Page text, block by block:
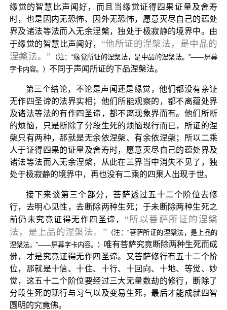
缘觉的智慧比声闻好，而且当缘觉证得四果证量及舍寿
时，也是因内无恐怖、因外无恐怖，愿意灭尽自己的蕴处
界及诸法等法而入无余涅槃，独处于极寂静的境界中。由
于缘觉的智慧比声闻好， “他所证的涅槃法，是中品的
涅槃法。” （注：“缘觉所证的涅槃法，是中品的涅槃法。”——屏幕
字卡内容。） 不同于声闻所证的下品涅槃法。
第三个结论，不论是声闻还是缘觉，他们都没有亲证
无作四圣谛的法界实相；他们所能观察的，都不离蕴处界
及诸法等法的有作四圣谛，都不离现象界而有。他们所断
的烦恼，只是断除了分段生死的烦恼现行而已，所证的涅
槃只有两种，那就是无余依涅槃、有余依涅槃；所以二乘
人于证得四果的证量及舍寿时，愿意灭尽自己的蕴处界及
诸法等法而入无余涅槃，从此在三界当中消失不见了，独
处于极寂静的境界中，再也没有二乘的四果人出现于世。
接下来谈第三个部分，菩萨透过五十二个阶位去修
行，去明心见性，去断除两种生死；于未断除两种生死之
前仍未究竟证得无作四圣谛， “所以菩萨所证的涅槃
法，是上品的涅槃法。” （注：“菩萨所证的涅槃法，是上品的
涅槃法。”——屏幕字卡内容。）
唯有菩萨究竟断除两种生死而成
佛，才是究竟证得无作四圣谛。又菩萨修行有五十二个阶
位，那就是十信、十住、十行、十回向、十地、等觉、妙
觉，这五十二个阶位要经过三大无量数劫的修行，断除了
分段生死的现行与习气以及变易生死，最后才能成就四智
圆明的究竟佛。